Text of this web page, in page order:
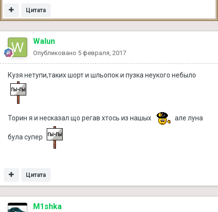
Цитата
Walun
Опубликовано 5 февраля, 2017
Кузя нетупи,таких шорт и шльопок и пузка неукого небыло
Торин я и несказал що регав хтось из нашых але луна
була супер
Цитата
M1shka